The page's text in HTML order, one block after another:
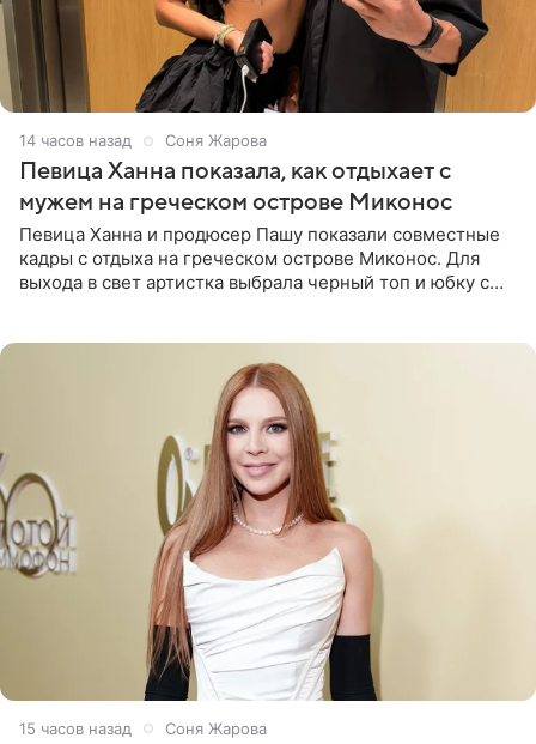
14 часов назад Соня Жарова
Певица Ханна показала, как отдыхает с
мужем на греческом острове Миконос
Певица Ханна и продюсер Пашу показали совместные
кадры с отдыха на греческом острове Миконос. Для
выхода в свет артистка выбрала черный топ и юбку с
15 часов назад Соня Жарова